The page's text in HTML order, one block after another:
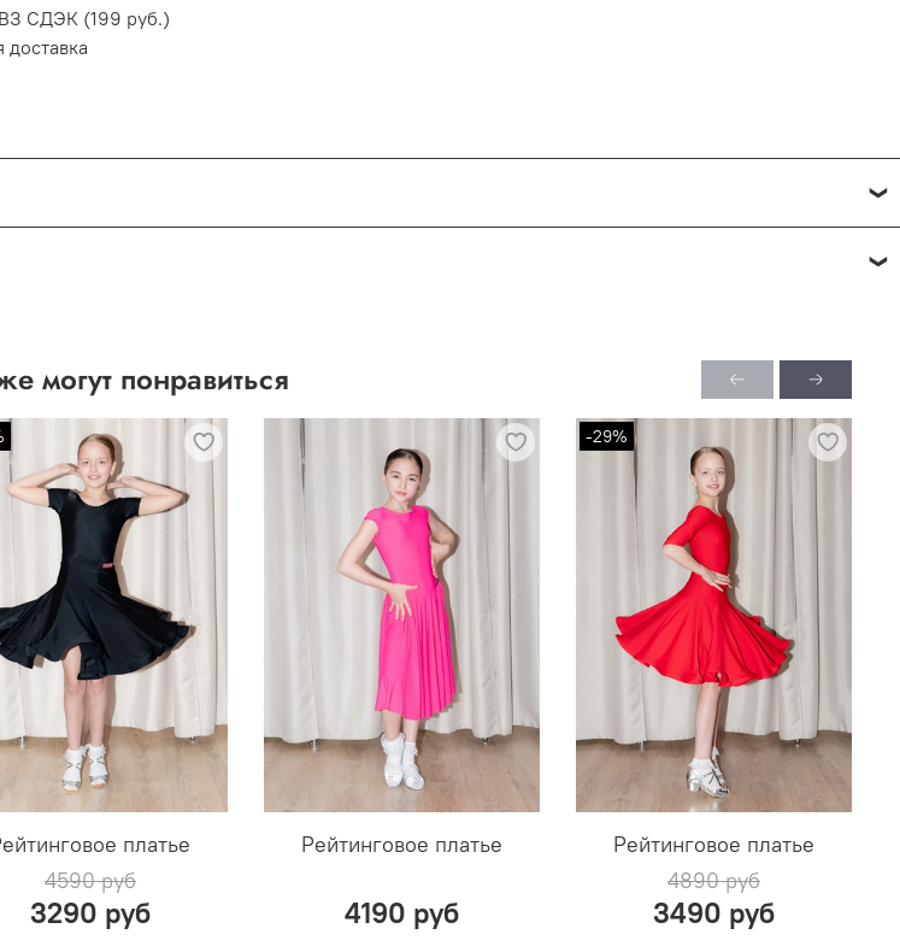
СДЭК (199 руб.)
могут понравиться
платье
4590 руб
3290 руб
Рейтинговое платье
4190 руб
-29%
Рейтинговое платье
4890 руб
3490 руб